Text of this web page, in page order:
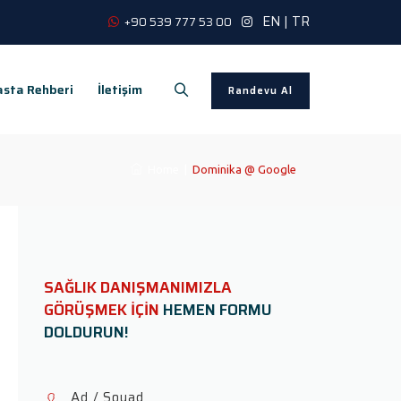
+90 539 777 53 00 EN | TR
Randevu Al
Rehberi İletişim
Dominika @ Google
SAĞLIK DANIŞMANIMIZLA
GÖRÜŞMEK İÇİN HEMEN FORMU
DOLDURUN!